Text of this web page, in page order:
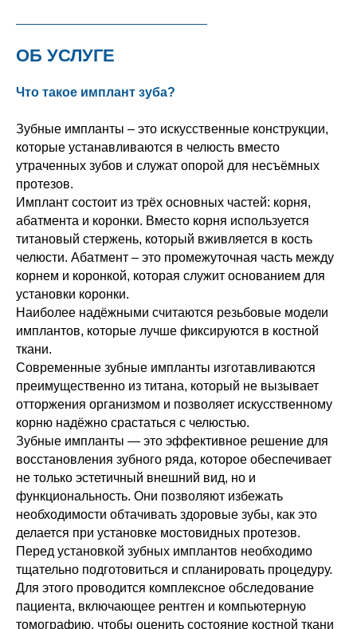
ОБ УСЛУГЕ
Что такое имплант зуба?
Зубные импланты – это искусственные конструкции,
которые устанавливаются в челюсть вместо
утраченных зубов и служат опорой для несъёмных
протезов.
Имплант состоит из трёх основных частей: корня,
абатмента и коронки. Вместо корня используется
титановый стержень, который вживляется в кость
челюсти. Абатмент – это промежуточная часть между
корнем и коронкой, которая служит основанием для
установки коронки.
Наиболее надёжными считаются резьбовые модели
имплантов, которые лучше фиксируются в костной
ткани.
Современные зубные импланты изготавливаются
преимущественно из титана, который не вызывает
отторжения организмом и позволяет искусственному
корню надёжно срастаться с челюстью.
Зубные импланты — это эффективное решение для
восстановления зубного ряда, которое обеспечивает
не только эстетичный внешний вид, но и
функциональность. Они позволяют избежать
необходимости обтачивать здоровые зубы, как это
делается при установке мостовидных протезов.
Перед установкой зубных имплантов необходимо
тщательно подготовиться и спланировать процедуру.
Для этого проводится комплексное обследование
пациента, включающее рентген и компьютерную
томографию, чтобы оценить состояние костной ткани